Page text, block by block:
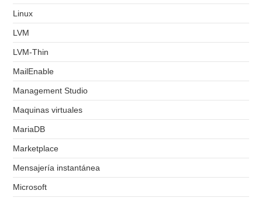
Linux
LVM
LVM-Thin
MailEnable
Management Studio
Maquinas virtuales
MariaDB
Marketplace
Mensajería instantánea
Microsoft